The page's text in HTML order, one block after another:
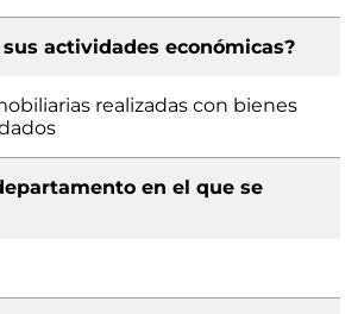
sus actividades económicas?
realizadas con bienes
en el que se